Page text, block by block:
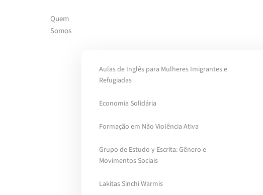
Skip to main content
Quem
Somos
Aulas de Inglês para Mulheres Imigrantes e
Refugiadas
Economia Solidária
Formação em Não Violência Ativa
Grupo de Estudo y Escrita: Gênero e
Movimentos Sociais
Lakitas Sinchi Warmis